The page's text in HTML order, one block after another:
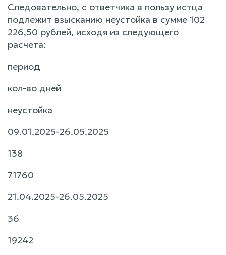
Следовательно, с ответчика в пользу истца
подлежит взысканию неустойка в сумме 102
226,50 рублей, исходя из следующего
расчета:
период
кол-во дней
неустойка
09.01.2025-26.05.2025
138
71760
21.04.2025-26.05.2025
36
19242